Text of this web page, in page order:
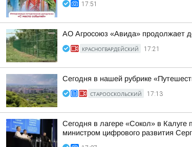
17:51
АО Агросоюз «Авида» продолжает
КРАСНОГВАРДЕЙСКИЙ 17:21
Сегодня в нашей рубрике
СТАРООСКОЛЬСКИЙ 17:13
Сегодня в лагере «Сокол» в
министром цифрового развития